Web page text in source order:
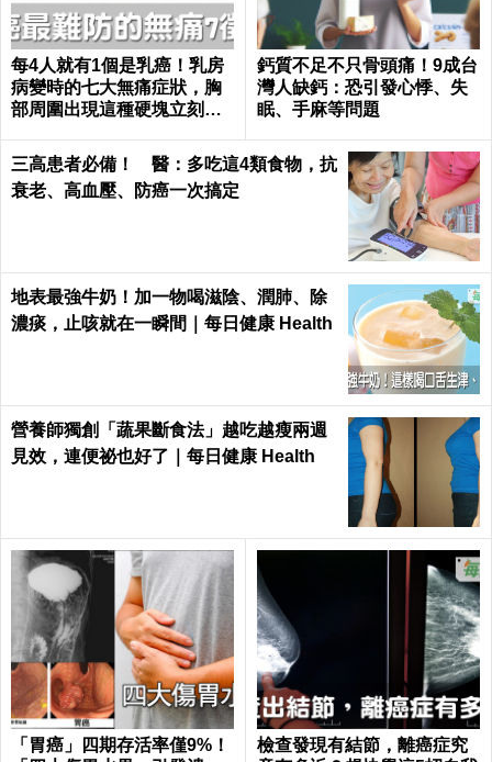
每4人就有1個是乳癌！乳房
病變時的七大無痛症狀，胸
部周圍出現這種硬塊立刻就
鈣質不足不只骨頭痛！9成台
灣人缺鈣：恐引發心悸、失
眠、手麻等問題
三高患者必備！ 醫：多吃這4類食物，抗
衰老、高血壓、防癌一次搞定
地表最強牛奶！加一物喝滋陰、潤肺、除
濃痰，止咳就在一瞬間｜每日健康 Health
營養師獨創「蔬果斷食法」越吃越瘦兩週
見效，連便祕也好了｜每日健康 Health
「胃癌」四期存活率僅9%！
檢查發現有結節，離癌症究